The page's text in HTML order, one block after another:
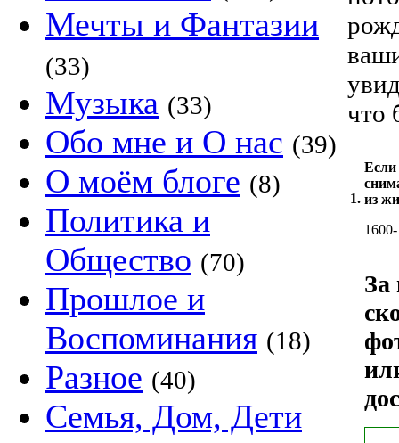
Мечты и Фантазии
(33)
Музыка (33)
Обо мне и О нас (39)
О моём блоге (8)
Политика и
Общество (70)
Прошлое и
Воспоминания (18)
Разное (40)
Семья, Дом, Дети
что
1.
Если
из
За